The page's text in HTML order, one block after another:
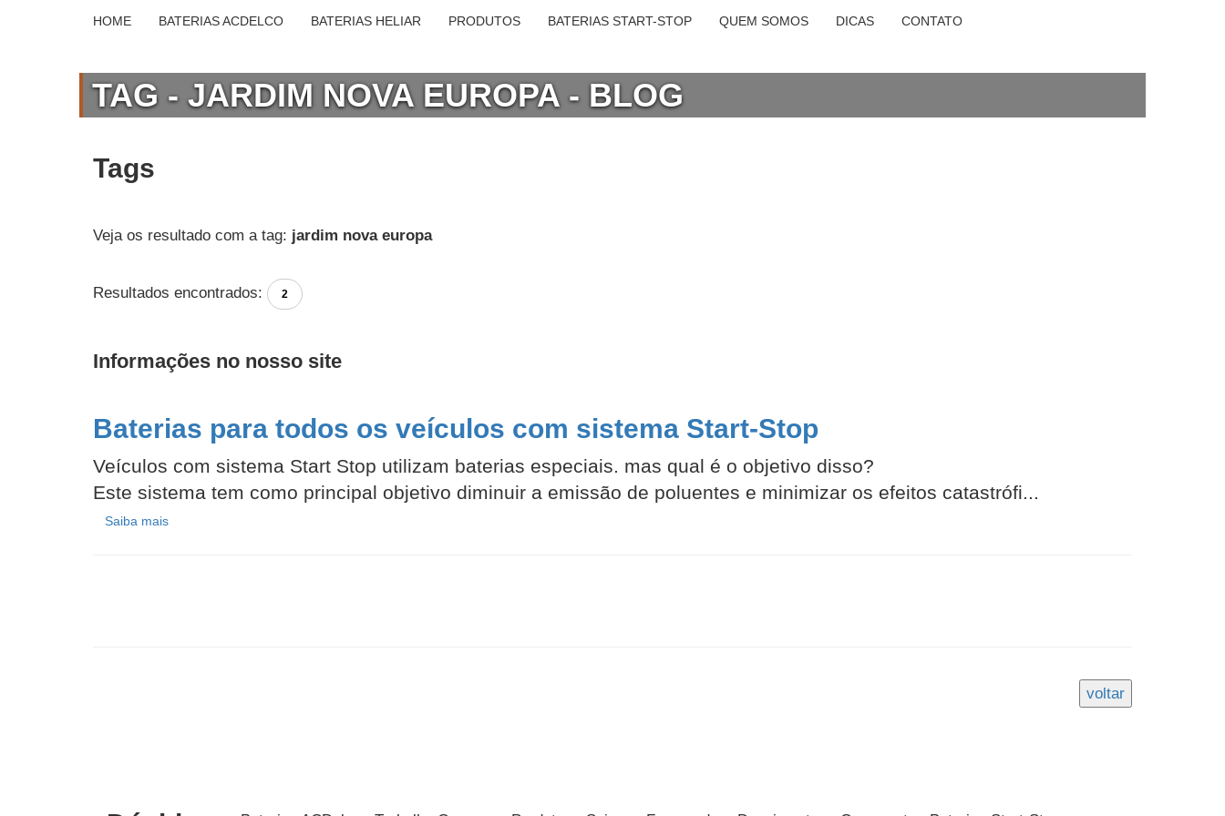
HOME BATERIAS ACDELCO BATERIAS HELIAR PRODUTOS BATERIAS START-STOP QUEM SOMOS DICAS CONTATO
TAG - JARDIM NOVA EUROPA - BLOG
Tags
Veja os resultado com a tag: jardim nova europa
Resultados encontrados: 2
Informações no nosso site
Baterias para todos os veículos com sistema Start-Stop
Veículos com sistema Start Stop utilizam baterias especiais. mas qual é o objetivo disso?
Este sistema tem como principal objetivo diminuir a emissão de poluentes e minimizar os efeitos catastrófi...
Saiba mais